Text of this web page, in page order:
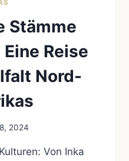
Stämme
Reise
Nord-
2024
Von Inka